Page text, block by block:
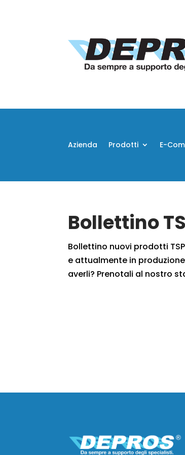
Azienda Prodotti E-
Bollettino
Bollettino nuovi prodotti
e attualmente in
averli? Prenotali al nostro